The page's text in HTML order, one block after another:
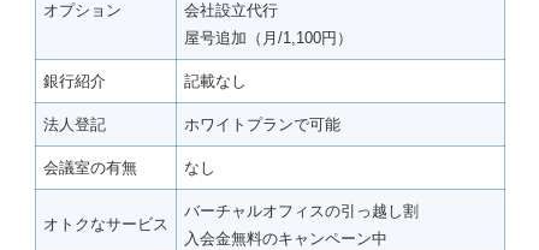
オプション
会社設立代行
屋号追加（月/1,100円）
銀行紹介 記載なし
法人登記 ホワイトプランで可能
会議室の有無 なし
オトクなサービス
バーチャルオフィスの引っ越し割
入会金無料のキャンペーン中